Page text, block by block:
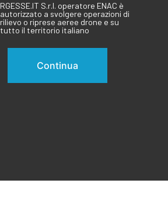
RGESSE.IT S.r.l. operatore ENAC è
autorizzato a svolgere operazioni di
rilievo o riprese aeree drone e su
tutto il territorio italiano
Continua